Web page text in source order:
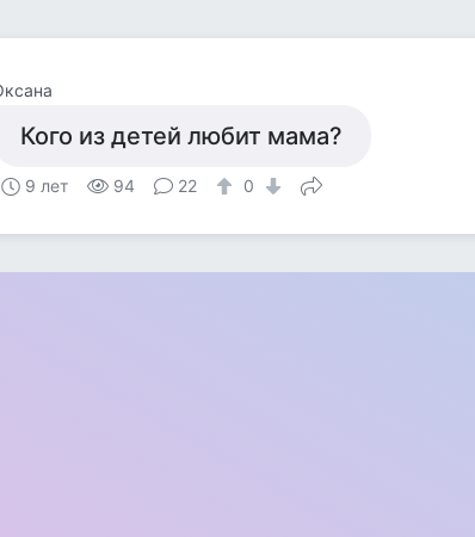
Кого из детей любит мама?
9 лет 94 22 0